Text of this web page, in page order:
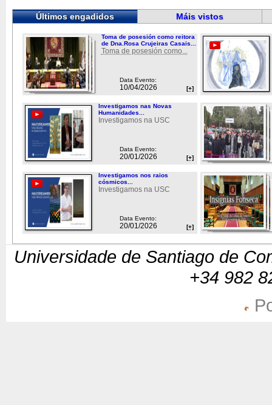
Últimos engadidos Máis vistos
Toma de posesión como reitora
de Dna.Rosa Crujeiras Casais...
Toma de posesión como...
Data Evento:
10/04/2026 [+]
Investigamos nas Novas
Humanidades...
Investigamos na USC
Data Evento:
20/01/2026 [+]
Investigamos nos raios
cósmicos...
Investigamos na USC
Data Evento:
20/01/2026 [+]
Universidade de Santiago de
+34 982